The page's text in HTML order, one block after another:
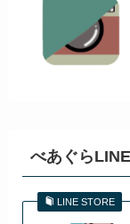
べあぐら
LINE STORE